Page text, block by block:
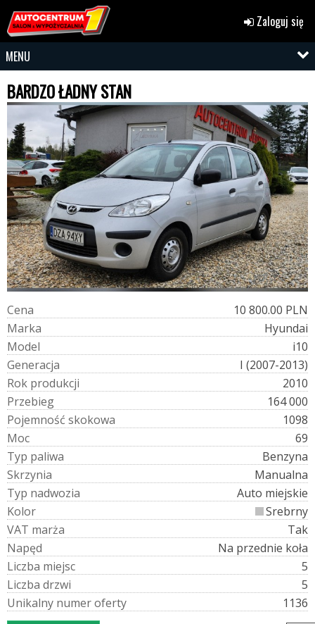
Zaloguj się
MENU
BARDZO ŁADNY STAN
Cena
10 800.00 PLN
Marka
Hyundai
Model
i10
Generacja
I (2007-2013)
Rok produkcji
2010
Przebieg
164 000
Pojemność skokowa
1098
Moc
69
Typ paliwa
Benzyna
Skrzynia
Manualna
Typ nadwozia
Auto miejskie
Kolor
Srebrny
VAT marża
Tak
Napęd
Na przednie koła
Liczba miejsc
5
Liczba drzwi
5
Unikalny numeroferty 1136